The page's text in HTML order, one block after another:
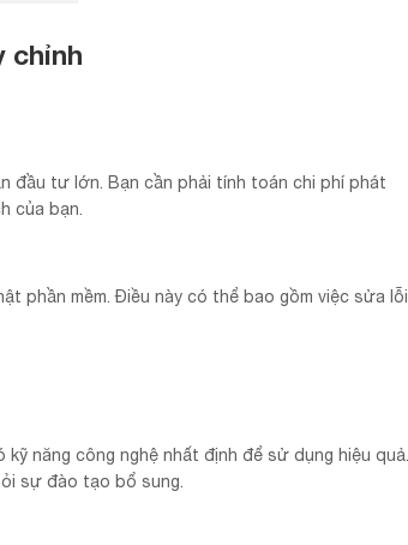
chỉnh
đầu tư lớn. Bạn cần phải tính toán chi phí phát
của bạn.
phần mềm. Điều này có thể bao gồm việc sửa lỗi,
năng công nghệ nhất định để sử dụng hiệu quả.
sự đào tạo bổ sung.